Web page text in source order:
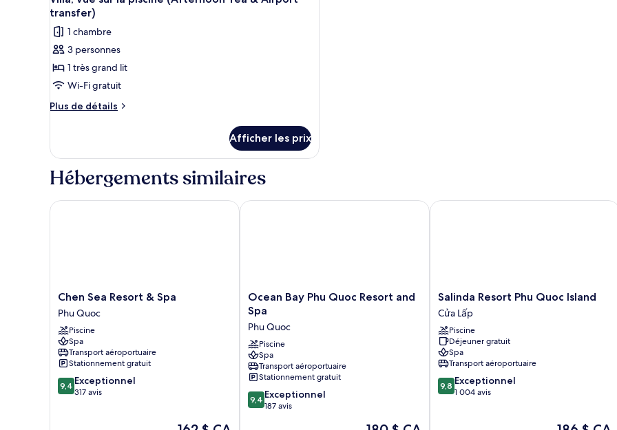
(Pavilion)
au
de
l’océan
(Pavilion)
toutes
les
photos
pour
ce
type
de
vue
la
piscine
(Afternoon
transfer)
1 chambre
3 personnes
1 très grand lit
Wi-Fi gratuit
Plus de détails
Plus
Villa,
sur
piscine
Afficher les prix
Hébergements similaires
Chen
Sea
Resort
&
Spa
Phu
Quoc
Chen Sea Resort & Spa
Phu Quoc
Piscine
Spa
Transport aéroportuaire
Stationnement gratuit
9.4
sur
9,4 Exceptionnel
317 avis
Le
Chen Sea Resort & Spa
Ocean
Bay
Phu
Quoc
Resort
and
Spa
Phu
Quoc
Ocean Bay Phu Quoc Resort and
Spa
Phu Quoc
Piscine
Spa
Transport aéroportuaire
Stationnement gratuit
9.4
sur
9,4 Exceptionnel
187 avis
Le
Ocean Bay Phu Quoc Resort and Spa
Salinda
Resort
Phu
Quoc
Island
Cửa
Lấp
Salinda Resort Phu Quoc Island
Cửa Lấp
Piscine
Déjeuner gratuit
Spa
Transport aéroportuaire
9.8
sur
9,8 Exceptionnel
1 004 avis
Le
Salinda Resort Phu Quoc Island